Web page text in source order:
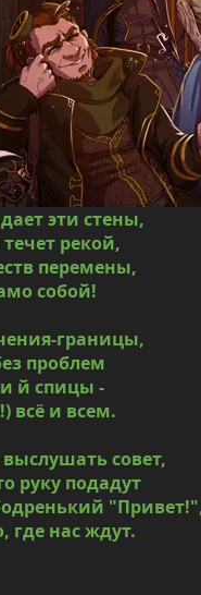
эти стены,
рекой,
перемены,
собой!
границы,
проблем
й спицы -
всё и всем.
совет,
руку подадут
где нас ждут.